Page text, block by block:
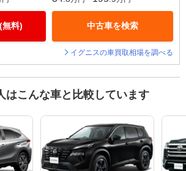
無料) 中古車を検索
イグニスの車買取相場を調べる
はこんな車と比較しています